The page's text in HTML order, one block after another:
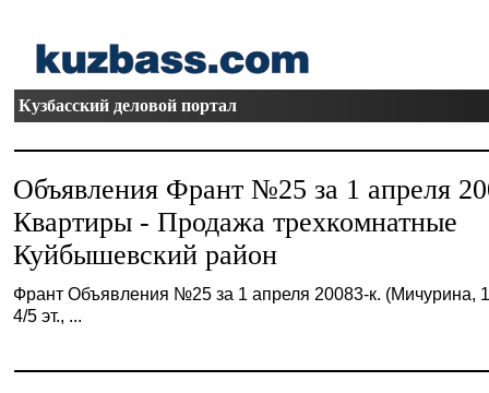
Кузбасский деловой портал
Объявления Франт №25 за 1 апреля
Квартиры - Продажа трехкомнатные
Куйбышевский район
Франт Объявления №25 за 1 апреля 20083-к. (Мичурина,
4/5 эт., ...